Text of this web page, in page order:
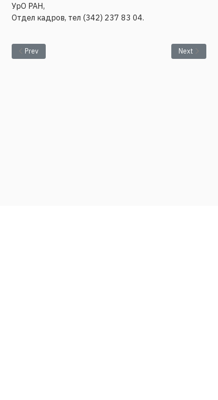
УрО РАН,
Отдел кадров, тел (342) 237 83 04.
Previous article: ИМСС УрО РАН объявляет конкурс на
Prev Next article:
Next